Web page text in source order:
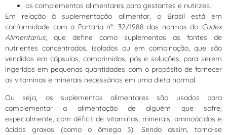
os complementos alimentares para gestantes e nutrizes.
Em relação à suplementação alimentar, o Brasil está em
conformidade com a Portaria nº. 32/1988 das normas do Codex
Alimentarius , que define como suplementos as fontes de
nutrientes concentrados, isolados ou em combinação, que são
vendidos em cápsulas, comprimidos, pós e soluções, para serem
ingeridos em pequenas quantidades com o propósito de fornecer
as vitaminas e minerais necessários em uma dieta normal.
Ou seja, os suplementos alimentares são usados para
complementar a alimentação de alguém que sofre,
especialmente, com déficit de vitaminas, minerais, aminoácidos e
ácidos graxos (como o ômega 3). Sendo assim, torna-se